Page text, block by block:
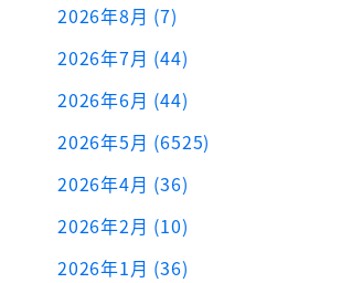
2026年8月 (7)
2026年7月 (44)
2026年6月 (44)
2026年5月 (6525)
2026年4月 (36)
2026年2月 (10)
2026年1月 (36)